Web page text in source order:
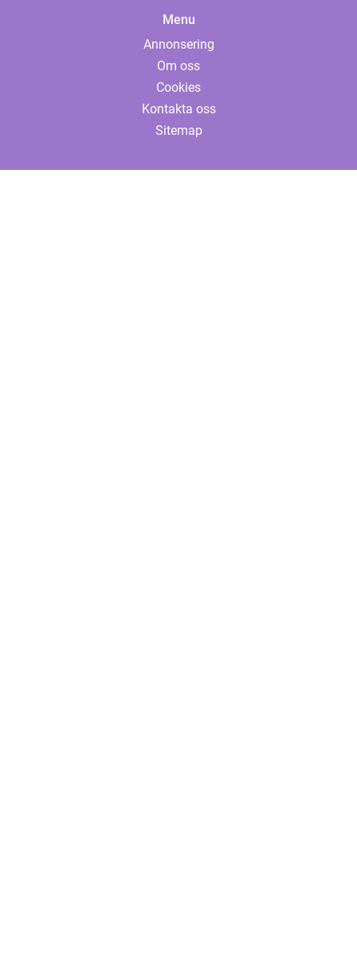
Menu
Annonsering
Om oss
Cookies
Kontakta oss
Sitemap